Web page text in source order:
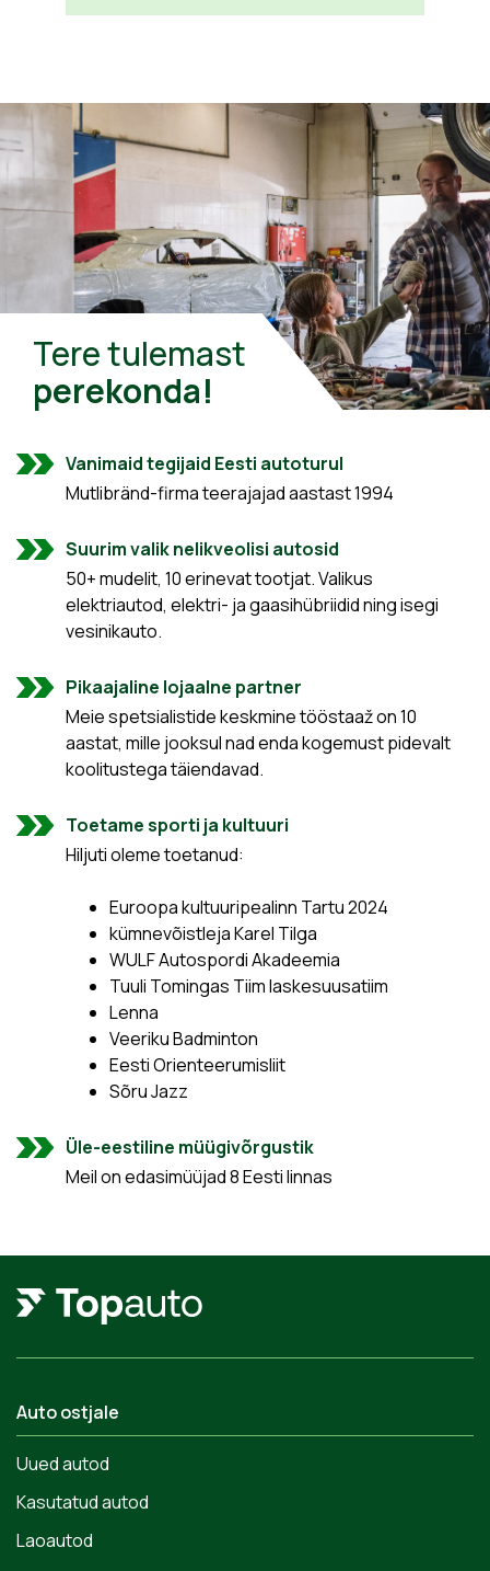
Tere tulemast
perekonda!
Vanimaid tegijaid Eesti autoturul
Mutlibränd-firma teerajajad aastast 1994
Suurim valik nelikveolisi autosid
50+ mudelit, 10 erinevat tootjat. Valikus
elektriautod, elektri- ja gaasihübriidid ning isegi
vesinikauto.
Pikaajaline lojaalne partner
Meie spetsialistide keskmine tööstaaž on 10
aastat, mille jooksul nad enda kogemust pidevalt
koolitustega täiendavad.
Toetame sporti ja kultuuri
Hiljuti oleme toetanud:
Euroopa kultuuripealinn Tartu 2024
kümnevõistleja Karel Tilga
WULF Autospordi Akadeemia
Tuuli Tomingas Tiim laskesuusatiim
Lenna
Veeriku Badminton
Eesti Orienteerumisliit
Sõru Jazz
Üle-eestiline müügivõrgustik
Meil on edasimüüjad 8 Eesti linnas
Auto ostjale
Uued autod
Kasutatud autod
Laoautod